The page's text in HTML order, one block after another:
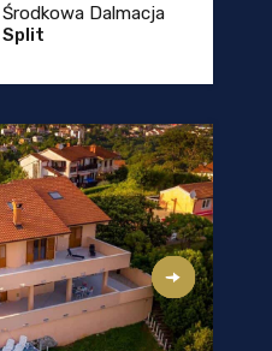
Środkowa Dalmacja
Split